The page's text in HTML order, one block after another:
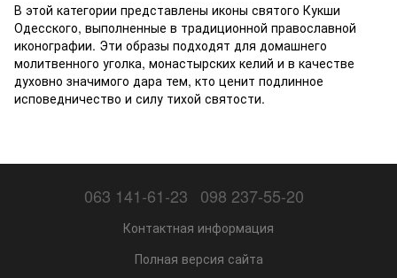
В этой категории представлены иконы святого Кукши
Одесского, выполненные в традиционной православной
иконографии. Эти образы подходят для домашнего
молитвенного уголка, монастырских келий и в качестве
духовно значимого дара тем, кто ценит подлинное
исповедничество и силу тихой святости.
063 141-61-23 098 237-55-20
Контактная информация
Полная версия сайта